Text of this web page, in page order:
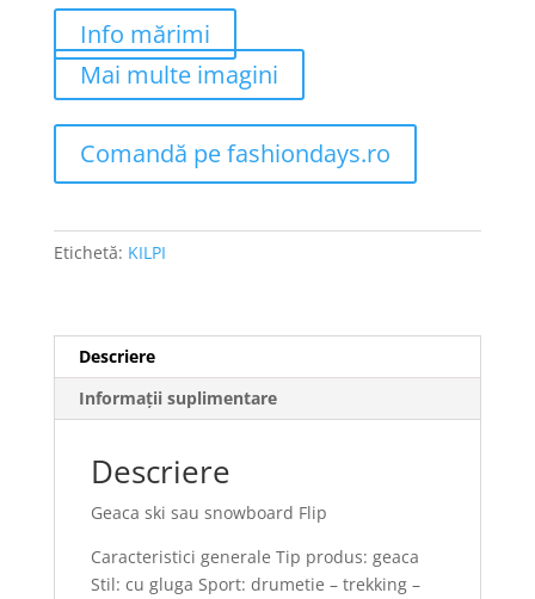
Info mărimi
Mai multe imagini
Comandă pe fashiondays.ro
Etichetă: KILPI
Descriere
Informații suplimentare
Descriere
Geaca ski sau snowboard Flip
Caracteristici generale Tip produs: geaca
Stil: cu gluga Sport: drumetie – trekking –